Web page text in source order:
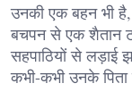
उनकी एक बहन भी
बचपन से एक शैतान
सहपाठियों से लड़ाई
कभी-कभी उनके